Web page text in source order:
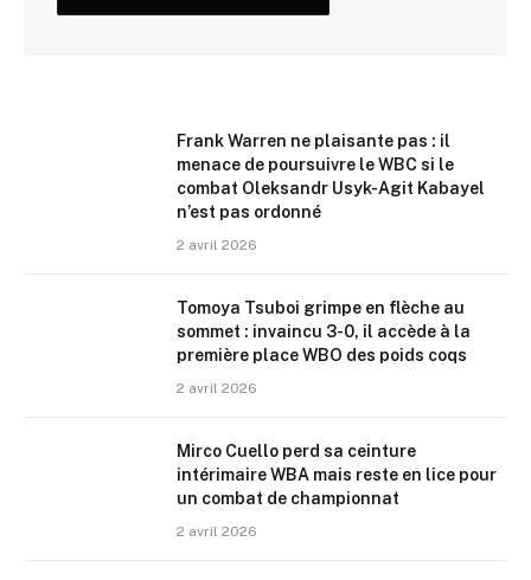
Frank Warren ne plaisante pas : il
menace de poursuivre le WBC si le
combat Oleksandr Usyk-Agit Kabayel
n’est pas ordonné
2 avril 2026
Tomoya Tsuboi grimpe en flèche au
sommet : invaincu 3-0, il accède à la
première place WBO des poids coqs
2 avril 2026
Mirco Cuello perd sa ceinture
intérimaire WBA mais reste en lice pour
un combat de championnat
2 avril 2026